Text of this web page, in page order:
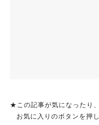
★この記事が気になったり
お気に入りのボタンを押